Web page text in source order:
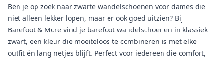
Ben je op zoek naar zwarte wandelschoenen voor dames die
niet alleen lekker lopen, maar er ook goed uitzien? Bij
Barefoot & More vind je barefoot wandelschoenen in klassiek
zwart, een kleur die moeiteloos te combineren is met elke
outfit én lang netjes blijft. Perfect voor iedereen die comfort,